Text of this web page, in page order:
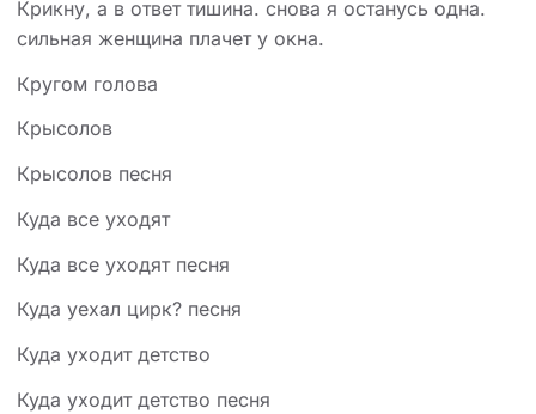
Крикну, а в ответ тишина. снова я останусь одна.
сильная женщина плачет у окна.
Кругом голова
Крысолов
Крысолов песня
Куда все уходят
Куда все уходят песня
Куда уехал цирк? песня
Куда уходит детство
Куда уходит детство песня